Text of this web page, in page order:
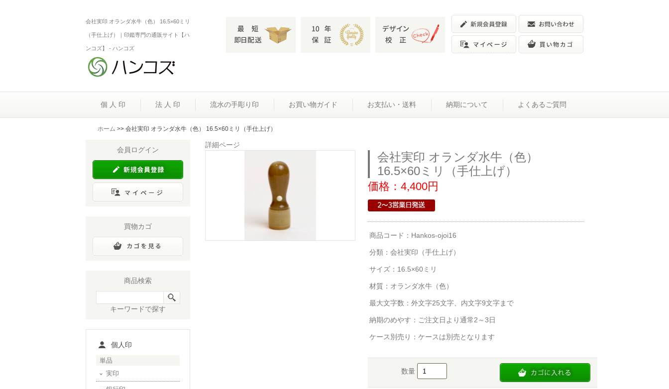
会社実印 オランダ水牛（色） 16.5×60ミリ
（手仕上げ）｜印鑑専門の通販サイト【ハ
ンコズ】 - ハンコズ
個 人 印 法 人 印 流水の手彫り印 お買い物ガイド お支払い・送料 納期について よくあるご質問
ホーム >> 会社実印 オランダ水牛（色） 16.5×60ミリ（手仕上げ）
詳細ページ
会社実印 オランダ水牛（色）
16.5×60ミリ（手仕上げ）
価格：4,400円
商品コード：Hankos-ojoi16
分類： 会社実印（手仕上げ）
サイズ：16.5×60ミリ
材質：オランダ水牛（色）
最大文字数：外文字25文字、内文字9文字まで
納期のめやす：ご注文日より通常2～3日
ケース別売り：ケースは別売となります
数量
会員ログイン
買物カゴ
商品検索
キーワードで探す
個人印
単品
実印